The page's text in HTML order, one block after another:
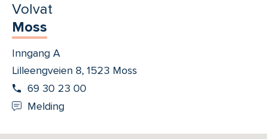
Volvat
Moss
Inngang A
Lilleengveien 8, 1523 Moss
69 30 23 00
Melding